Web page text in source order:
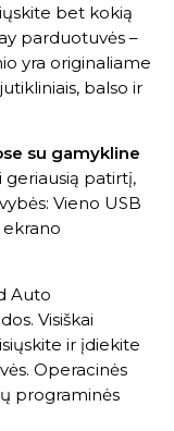
bet kokią
parduotuvės –
yra originaliame
balso ir
su gamykline
patirtį,
Vieno USB
Auto
Visiškai
ir įdiekite
Operacinės
programinės